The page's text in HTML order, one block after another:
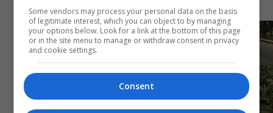
Some vendors may process your personal data on the basis
of legitimate interest, which you can object to by managing
your options below. Look for a link at the bottom of this page
or in the site menu to manage or withdraw consent in privacy
and cookie settings.
Consent